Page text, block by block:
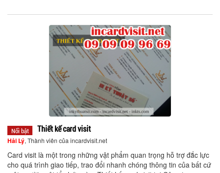
Nổi bật Thiết kế card visit
Hải Lý, Thành viên của incardvisit.net
Card visit là một trong những vật phẩm quan trọng hỗ trợ đắc lực
cho quá trình giao tiếp, trao đổi nhanh chóng thông tin của bất cứ